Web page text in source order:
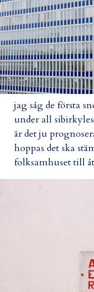
jag såg de första
under all
är det ju
hoppas det ska
folksamhuset till